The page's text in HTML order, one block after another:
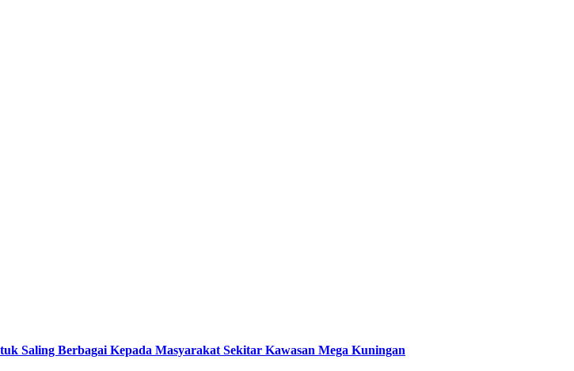
Saling Berbagai Kepada Masyarakat Sekitar Kawasan Mega Kuningan